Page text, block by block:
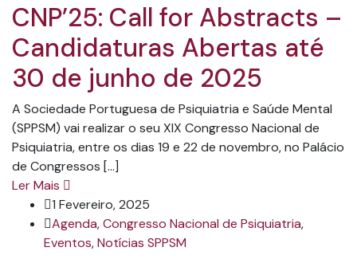
CNP’25: Call for Abstracts –
Candidaturas Abertas até
30 de junho de 2025
A Sociedade Portuguesa de Psiquiatria e Saúde Mental
(SPPSM) vai realizar o seu XIX Congresso Nacional de
Psiquiatria, entre os dias 19 e 22 de novembro, no Palácio
de Congressos […]
Ler Mais
1 Fevereiro, 2025
Agenda,Congresso Nacional de Psiquiatria,
Eventos,Notícias SPPSM